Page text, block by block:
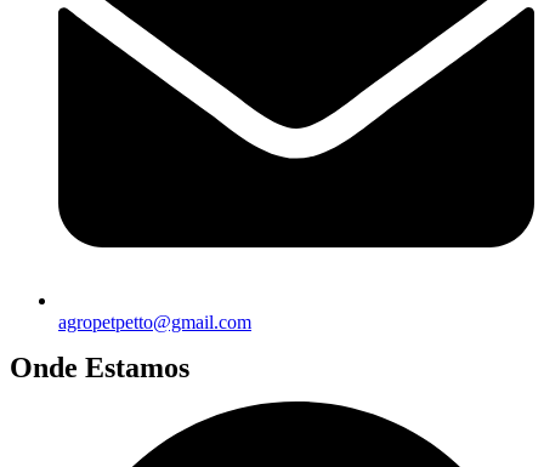
agropetpetto@gmail.com
Onde Estamos